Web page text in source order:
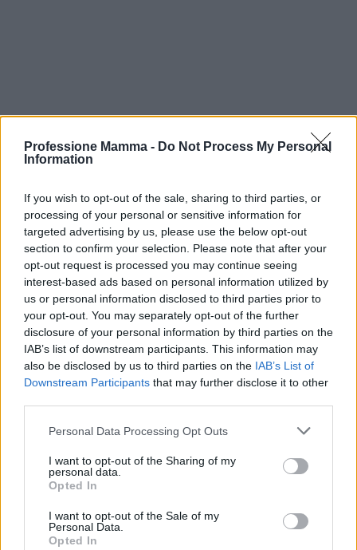
Professione Mamma - Do Not Process My Personal
Information
If you wish to opt-out of the sale, sharing to third parties, or
processing of your personal or sensitive information for
targeted advertising by us, please use the below opt-out
section to confirm your selection. Please note that after your
opt-out request is processed you may continue seeing
interest-based ads based on personal information utilized by
us or personal information disclosed to third parties prior to
your opt-out. You may separately opt-out of the further
disclosure of your personal information by third parties on the
IAB’s list of downstream participants. This information may
also be disclosed by us to third parties on the IAB’s List of
Downstream Participants that may further disclose it to other
Please note that this website/app uses one or more Google
not limited to your visit or usage behaviour. You may click to
grant or deny consent to Google and its third-party tags to
use your data for below specified purposes in below Google
consent section.
Personal Data Processing Opt Outs
I want to opt-out of the Sharing of my
personal data.
Opted In
I want to opt-out of the Sale of my
Personal Data.
Opted In
Continua a leggere
NEWS E ATTUALITÀ
ICA Milano presenta mostre, concerti e letture per